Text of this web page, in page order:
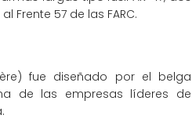
Frente 57 de las FARC.
fue diseñado por el belga
de las empresas líderes de